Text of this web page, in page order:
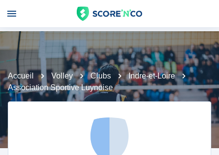
Accueil Volley Clubs
Indre-et-Loire
Association Sportive Luynoise